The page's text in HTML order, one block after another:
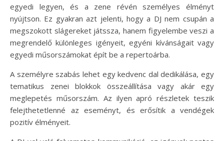
egyedi legyen, és a zene révén személyes élményt
nyújtson. Ez gyakran azt jelenti, hogy a DJ nem csupán a
megszokott slágereket játssza, hanem figyelembe veszi a
megrendelő különleges igényeit, egyéni kívánságait vagy
egyedi műsorszámokat épít be a repertoárba.
A személyre szabás lehet egy kedvenc dal dedikálása, egy
tematikus zenei blokkok összeállítása vagy akár egy
meglepetés műsorszám. Az ilyen apró részletek teszik
felejthetetlenné az eseményt, és erősítik a vendégek
pozitív élményeit.